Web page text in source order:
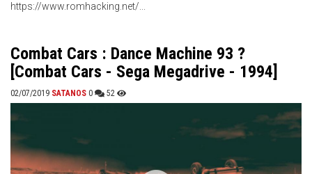
https://www.romhacking.net/...
Combat Cars : Dance Machine 93 ?
[Combat Cars - Sega Megadrive - 1994]
02/07/2019 SATANOS 0 52